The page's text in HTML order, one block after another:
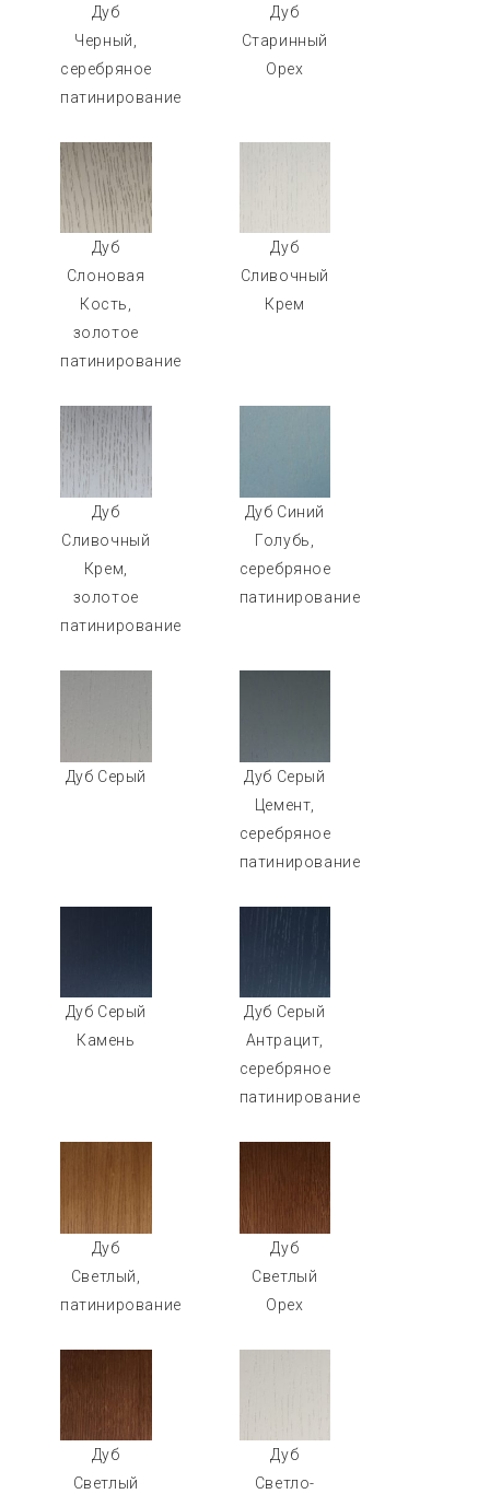
Дуб
Черный,
серебряное
патинирование
Дуб
Старинный
Орех
Дуб
Слоновая
Кость,
золотое
патинирование
Дуб
Сливочный
Крем
Дуб
Сливочный
Крем,
золотое
патинирование
Дуб Синий
Голубь,
серебряное
патинирование
Дуб Серый
Дуб Серый
Цемент,
серебряное
патинирование
Дуб Серый
Камень
Дуб Серый
Антрацит,
серебряное
патинирование
Дуб
Светлый,
патинирование
Дуб
Светлый
Орех
Дуб
Светлый
Дуб
Светло-